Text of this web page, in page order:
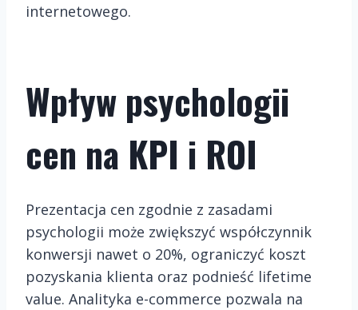
internetowego.
Wpływ psychologii
cen na KPI i ROI
Prezentacja cen zgodnie z zasadami
psychologii może zwiększyć współczynnik
konwersji nawet o 20%, ograniczyć koszt
pozyskania klienta oraz podnieść lifetime
value. Analityka e-commerce pozwala na